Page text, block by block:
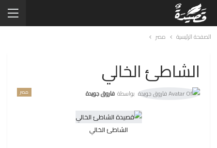
الصفحة الرئيسية مصر
الشاطئ الخالي
مصر بواسطة فاروق جويدة
الشاطئ الخالي